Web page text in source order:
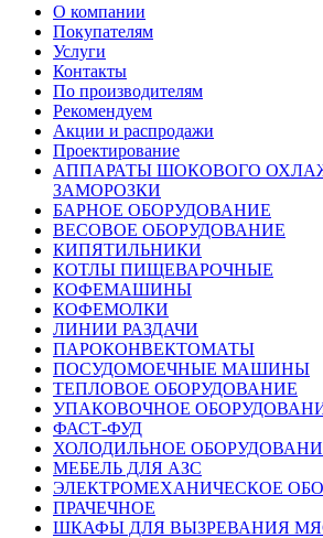
О компании
Покупателям
Услуги
Контакты
По производителям
Рекомендуем
Акции и распродажи
Проектирование
АППАРАТЫ ШОКОВОГО
ЗАМОРОЗКИ
БАРНОЕ ОБОРУДОВАНИЕ
ВЕСОВОЕ ОБОРУДОВАНИЕ
КИПЯТИЛЬНИКИ
КОТЛЫ ПИЩЕВАРОЧНЫЕ
КОФЕМАШИНЫ
КОФЕМОЛКИ
ЛИНИИ РАЗДАЧИ
ПАРОКОНВЕКТОМАТЫ
ПОСУДОМОЕЧНЫЕ МАШИНЫ
ТЕПЛОВОЕ ОБОРУДОВАНИЕ
УПАКОВОЧНОЕ
ФАСТ-ФУД
ХОЛОДИЛЬНОЕ
МЕБЕЛЬ ДЛЯ АЗС
ЭЛЕКТРОМЕХАНИЧЕСКОЕ
ПРАЧЕЧНОЕ
ШКАФЫ ДЛЯ ВЫЗРЕВАНИЯ